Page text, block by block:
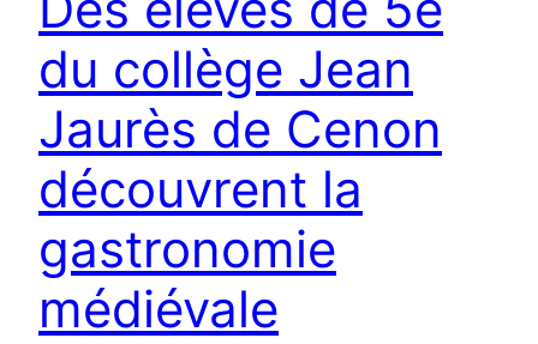
du collège Jean
Jaurès de Cenon
découvrent la
gastronomie
médiévale​